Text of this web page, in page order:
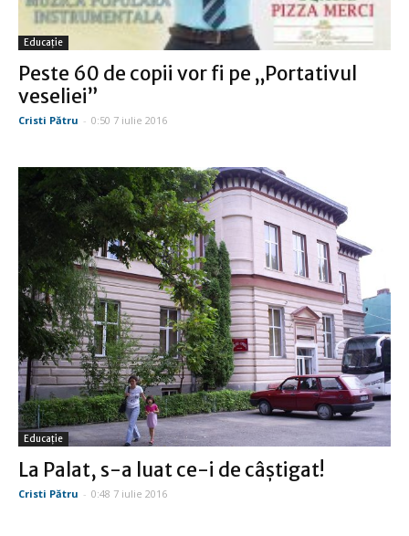
Educație
Peste 60 de copii vor fi pe „Portativul
veseliei”
Cristi Pătru - 0:50 7 iulie 2016
Educație
La Palat, s-a luat ce-i de câştigat!
Cristi Pătru - 0:48 7 iulie 2016